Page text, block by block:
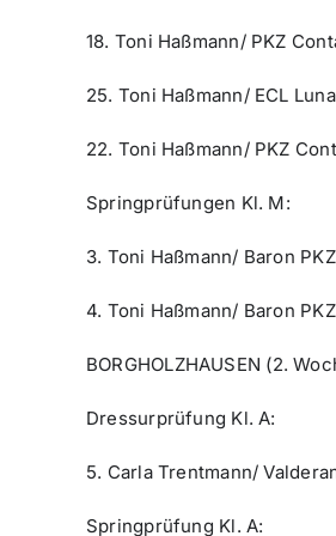
18. Toni Haßmann/ PKZ
25. Toni Haßmann/ ECL
22. Toni Haßmann/ PKZ
Springprüfungen Kl. M:
3. Toni Haßmann/ Baron
4. Toni Haßmann/ Baron
BORGHOLZHAUSEN (2.
Dressurprüfung Kl. A:
5. Carla Trentmann/
Springprüfung Kl. A: